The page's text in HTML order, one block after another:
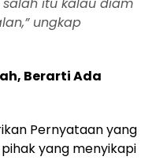
ungkap
Berarti Ada
Pernyataan yang
yang menyikapi